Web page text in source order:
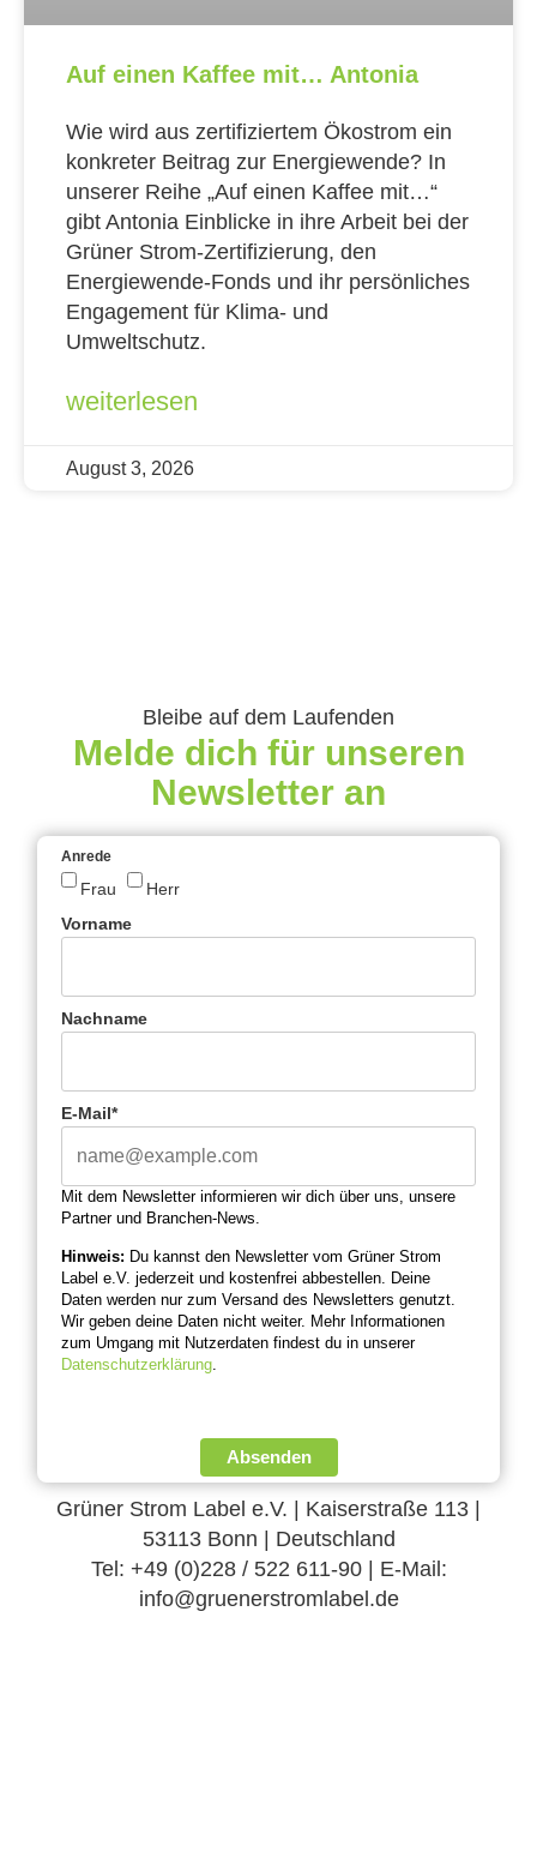
Auf einen Kaffee mit… Antonia
Wie wird aus zertifiziertem Ökostrom ein
konkreter Beitrag zur Energiewende? In
unserer Reihe „Auf einen Kaffee mit…“
gibt Antonia Einblicke in ihre Arbeit bei der
Grüner Strom-Zertifizierung, den
Energiewende-Fonds und ihr persönliches
Engagement für Klima- und
Umweltschutz.
weiterlesen
August 3, 2026
Bleibe auf dem Laufenden
Melde dich für unseren
Newsletter an
Anrede
Frau
Herr
Vorname
Nachname
E-Mail*
Mit dem Newsletter informieren wir dich über uns, unsere
Partner und Branchen-News.
Hinweis: Du kannst den Newsletter vom Grüner Strom
Label e.V. jederzeit und kostenfrei abbestellen. Deine
Daten werden nur zum Versand des Newsletters genutzt.
Wir geben deine Daten nicht weiter. Mehr Informationen
zum Umgang mit Nutzerdaten findest du in unserer
Datenschutzerklärung.
Absenden
Grüner Strom Label e.V. | Kaiserstraße 113 |
53113 Bonn | Deutschland
Tel: +49 (0)228 / 522 611-90 | E-Mail:
info@gruenerstromlabel.de